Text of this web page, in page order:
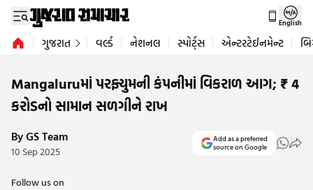
English
ગુજરાત વર્લ્ડ નેશનલ સ્પોર્ટ્સ એન્ટરટેઈનમેન્ટ
Mangaluruમાં પરફ્યુમની કંપનીમાં વિકરાળ આગ; ₹ 4
કરોડનો સામાન સળગીને રાખ
By GS Team
10 Sep 2025
Add as a preferred
source on Google
Follow us on